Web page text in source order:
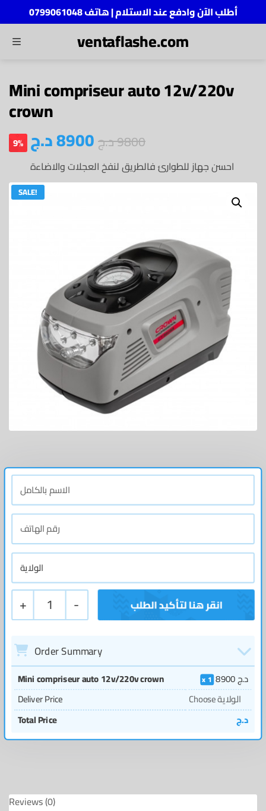
أطلب الآن وادفع عند الاستلام | هاتف 0799061048
MENU ventaflashe.com
Mini compriseur auto 12v/220v
crown
8900د.ج 9800د.ج 9%
احسن جهاز للطوارئ فالطريق لنفخ العجلات والاضاءة
SALE!
+ 1 -
Order Summary
Mini compriseur auto 12v/220v crown 1 8900د.ج
Deliver Price
Choose الولاية
Total Price
د.ج
Reviews (0)